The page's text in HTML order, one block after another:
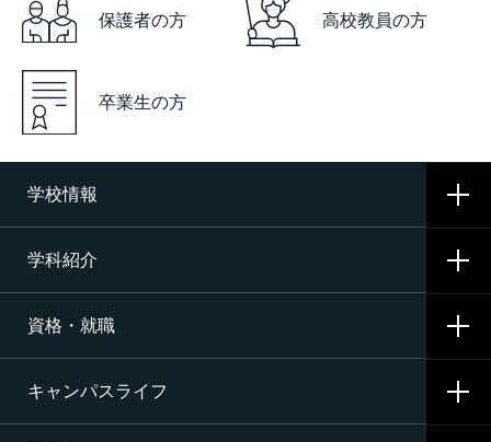
保護者の方 高校教員の方
卒業生の方
学校情報
学校概要
沿革
施設・設備
学科紹介
CNAの3つの学科
航空整備科
資格・就職
資格サポート・めざす資格
キャンパスライフ